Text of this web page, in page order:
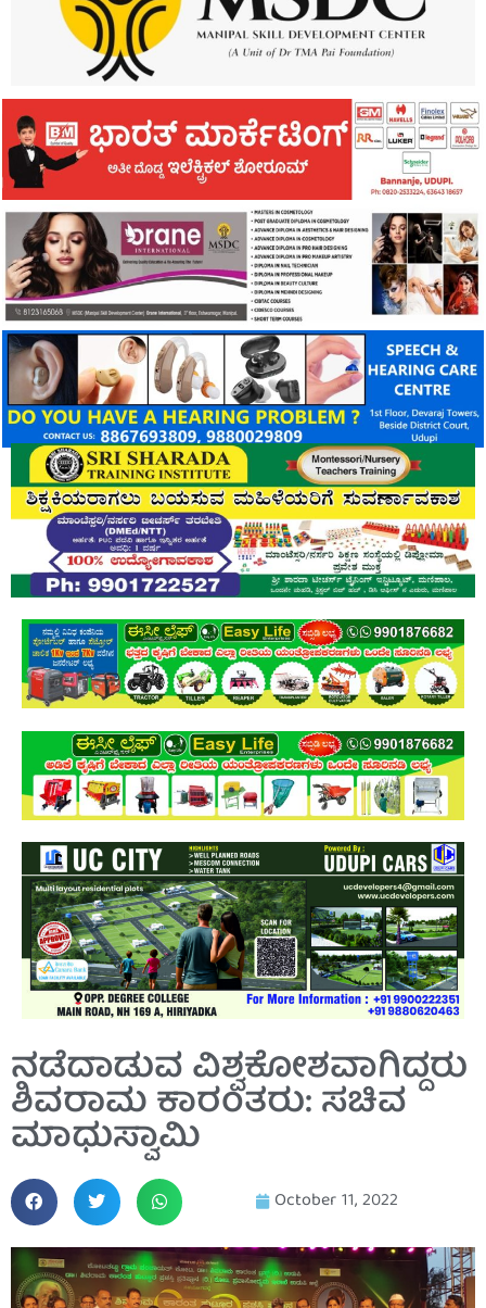
ನಡೆದಾಡುವ ವಿಶ್ವಕೋಶವಾಗಿದ್ದರು
ಶಿವರಾಮ ಕಾರಂತರು: ಸಚಿವ
ಮಾಧುಸ್ವಾಮಿ
October 11, 2022